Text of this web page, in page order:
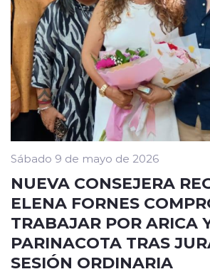
Sábado 9 de mayo de 2026
NUEVA CONSEJERA
ELENA FORNES
TRABAJAR POR ARICA
PARINACOTA TRAS
SESIÓN ORDINARIA